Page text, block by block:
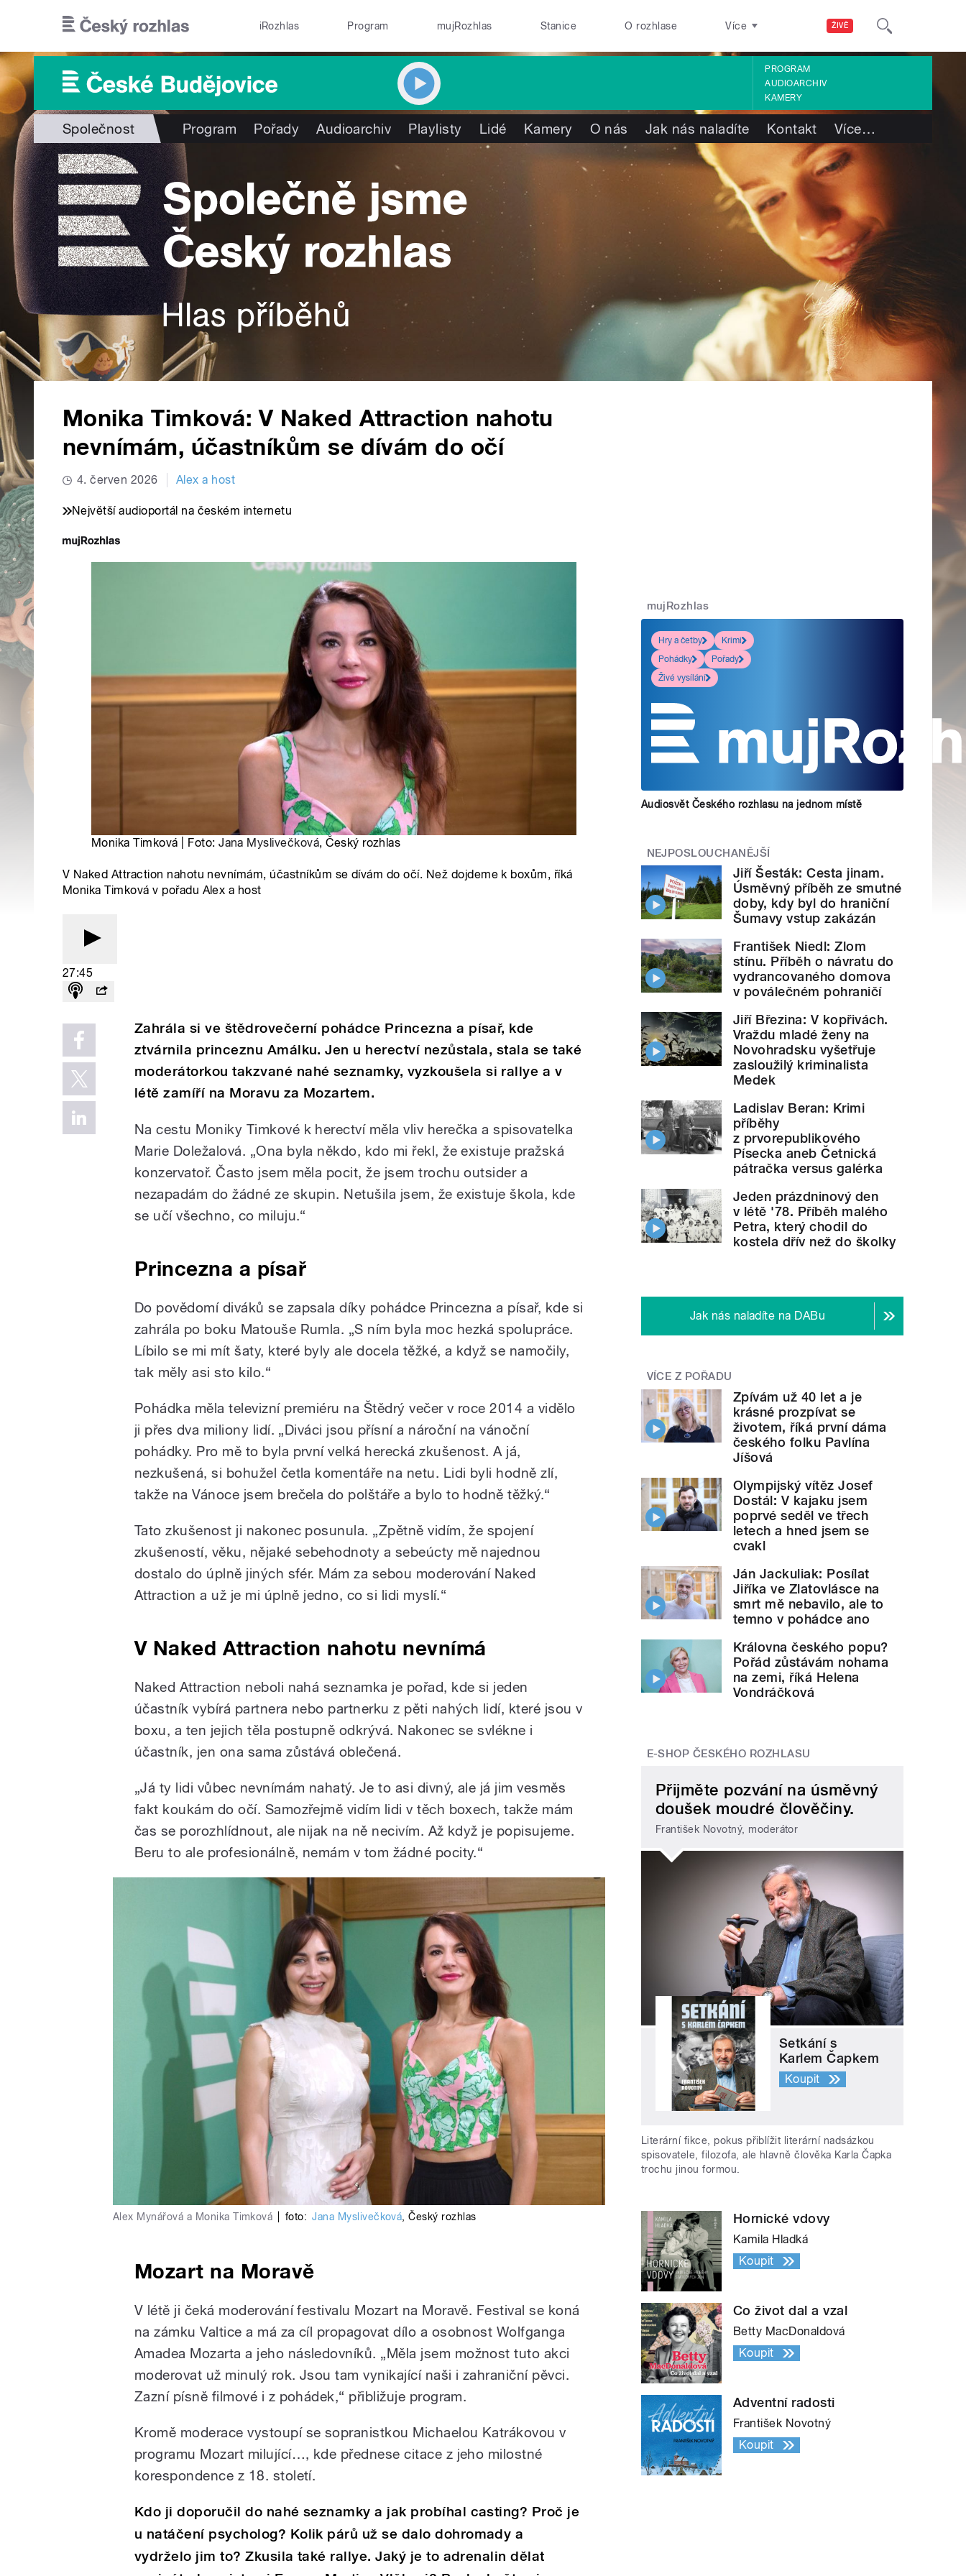
ŽIVĚ
iRozhlas Program mujRozhlas Stanice O rozhlase Více
PROGRAM
AUDIOARCHIV
KAMERY
Společnost Program Pořady Audioarchiv Playlisty Lidé Kamery O nás Jak nás naladíte Kontakt Více…
Monika Timková: V Naked Attraction nahotu
nevnímám, účastníkům se dívám do očí
4. červen 2026 Alex a host
Největší audioportál na českém internetu
Monika Timková | Foto:Jana Myslivečková, Český rozhlas
V Naked Attraction nahotu nevnímám, účastníkům se dívám do očí. Než dojdeme k boxům, říká
Monika Timková v pořadu Alex a host
27:45
Zahrála si ve štědrovečerní pohádce Princezna a písař, kde
ztvárnila princeznu Amálku. Jen u herectví nezůstala, stala se také
moderátorkou takzvané nahé seznamky, vyzkoušela si rallye a v
létě zamíří na Moravu za Mozartem.
Na cestu Moniky Timkové k herectví měla vliv herečka a spisovatelka
Marie Doležalová. „Ona byla někdo, kdo mi řekl, že existuje pražská
konzervatoř. Často jsem měla pocit, že jsem trochu outsider a
nezapadám do žádné ze skupin. Netušila jsem, že existuje škola, kde
se učí všechno, co miluju.“
Princezna a písař
Do povědomí diváků se zapsala díky pohádce Princezna a písař, kde si
zahrála po boku Matouše Rumla. „S ním byla moc hezká spolupráce.
Líbilo se mi mít šaty, které byly ale docela těžké, a když se namočily,
tak měly asi sto kilo.“
Pohádka měla televizní premiéru na Štědrý večer v roce 2014 a vidělo
ji přes dva miliony lidí. „Diváci jsou přísní a nároční na vánoční
pohádky. Pro mě to byla první velká herecká zkušenost. A já,
nezkušená, si bohužel četla komentáře na netu. Lidi byli hodně zlí,
takže na Vánoce jsem brečela do polštáře a bylo to hodně těžký.“
Tato zkušenost ji nakonec posunula. „Zpětně vidím, že spojení
zkušeností, věku, nějaké sebehodnoty a sebeúcty mě najednou
dostalo do úplně jiných sfér. Mám za sebou moderování Naked
Attraction a už je mi úplně jedno, co si lidi myslí.“
V Naked Attraction nahotu nevnímá
Naked Attraction neboli nahá seznamka je pořad, kde si jeden
účastník vybírá partnera nebo partnerku z pěti nahých lidí, které jsou v
boxu, a ten jejich těla postupně odkrývá. Nakonec se svlékne i
účastník, jen ona sama zůstává oblečená.
„Já ty lidi vůbec nevnímám nahatý. Je to asi divný, ale já jim vesměs
fakt koukám do očí. Samozřejmě vidím lidi v těch boxech, takže mám
čas se porozhlídnout, ale nijak na ně necivím. Až když je popisujeme.
Beru to ale profesionálně, nemám v tom žádné pocity.“
Alex Mynářová a Monika Timková foto: Jana Myslivečková,Český rozhlas
Mozart na Moravě
V létě ji čeká moderování festivalu Mozart na Moravě. Festival se koná
na zámku Valtice a má za cíl propagovat dílo a osobnost Wolfganga
Amadea Mozarta a jeho následovníků. „Měla jsem možnost tuto akci
moderovat už minulý rok. Jsou tam vynikající naši i zahraniční pěvci.
Zazní písně filmové i z pohádek,“ přibližuje program.
Kromě moderace vystoupí se sopranistkou Michaelou Katrákovou v
programu Mozart milující…, kde přednese citace z jeho milostné
korespondence z 18. století.
Kdo ji doporučil do nahé seznamky a jak probíhal casting? Proč je
u natáčení psycholog? Kolik párů už se dalo dohromady a
vydrželo jim to? Zkusila také rallye. Jaký je to adrenalin dělat
mujRozhlas
Hry a četby
Krimi
Pohádky
Pořady
Živé vysílání
Audiosvět Českého rozhlasu na jednom místě
NEJPOSLOUCHANĚJŠÍ
Jiří Šesták: Cesta jinam.
Úsměvný příběh ze smutné
doby, kdy byl do hraniční
Šumavy vstup zakázán
František Niedl: Zlom
stínu. Příběh o návratu do
vydrancovaného domova
v poválečném pohraničí
Jiří Březina: V kopřivách.
Vraždu mladé ženy na
Novohradsku vyšetřuje
zasloužilý kriminalista
Medek
Ladislav Beran: Krimi
příběhy
z prvorepublikového
Písecka aneb Četnická
pátračka versus galérka
Jeden prázdninový den
v létě '78. Příběh malého
Petra, který chodil do
kostela dřív než do školky
Jak nás naladíte na DABu
VÍCE Z POŘADU
Zpívám už 40 let a je
krásné prozpívat se
životem, říká první dáma
českého folku Pavlína
Jíšová
Olympijský vítěz Josef
Dostál: V kajaku jsem
poprvé seděl ve třech
letech a hned jsem se
cvakl
Ján Jackuliak: Posílat
Jiříka ve Zlatovlásce na
smrt mě nebavilo, ale to
temno v pohádce ano
Královna českého popu?
Pořád zůstávám nohama
na zemi, říká Helena
Vondráčková
E-SHOP ČESKÉHO ROZHLASU
Přijměte pozvání na úsměvný
doušek moudré člověčiny.
František Novotný, moderátor
Setkání s
Karlem Čapkem
Koupit
Literární fikce, pokus přiblížit literární nadsázkou
spisovatele, filozofa, ale hlavně člověka Karla Čapka
trochu jinou formou.
Hornické vdovy
Kamila Hladká
Koupit
Co život dal a vzal
Betty MacDonaldová
Koupit
Adventní radosti
František Novotný
Koupit